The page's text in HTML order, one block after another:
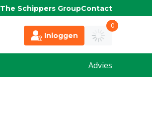
The Schippers GroupContact
Inloggen
0
Advies